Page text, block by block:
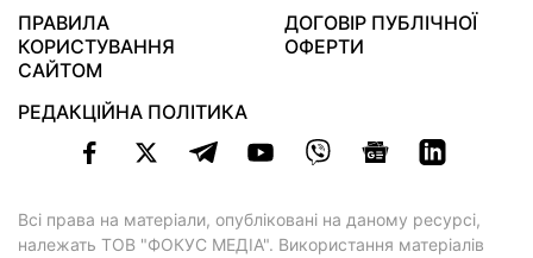
ПРАВИЛА
КОРИСТУВАННЯ
САЙТОМ
ДОГОВІР ПУБЛІЧНОЇ
ОФЕРТИ
РЕДАКЦІЙНА ПОЛІТИКА
Всі права на матеріали, опубліковані на даному ресурсі,
належать ТОВ "ФОКУС МЕДІА". Використання матеріалів